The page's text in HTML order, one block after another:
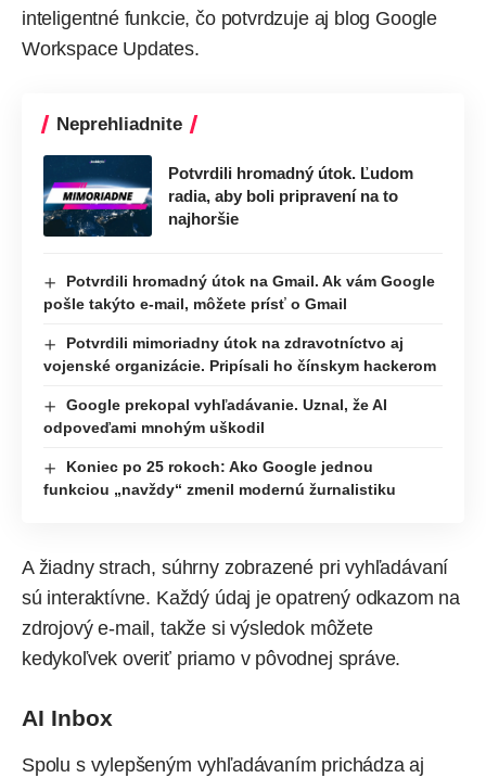
inteligentné funkcie, čo potvrdzujeaj blog Google
Workspace Updates.
Neprehliadnite
Potvrdili hromadný útok. Ľudom
radia, aby boli pripravení na to
najhoršie
Potvrdili hromadný útok na Gmail. Ak vám Google
pošle takýto e-mail, môžete prísť o Gmail
Potvrdili mimoriadny útok na zdravotníctvo aj
vojenské organizácie. Pripísali ho čínskym hackerom
Google prekopal vyhľadávanie. Uznal, že AI
odpoveďami mnohým uškodil
Koniec po 25 rokoch: Ako Google jednou
funkciou „navždy“ zmenil modernú žurnalistiku
A žiadny strach, súhrny zobrazené pri vyhľadávaní
sú interaktívne. Každý údaj je opatrený odkazom na
zdrojový e-mail, takže si výsledok môžete
kedykoľvek overiť priamo v pôvodnej správe.
AI Inbox
Spolu s vylepšeným vyhľadávaním prichádza aj